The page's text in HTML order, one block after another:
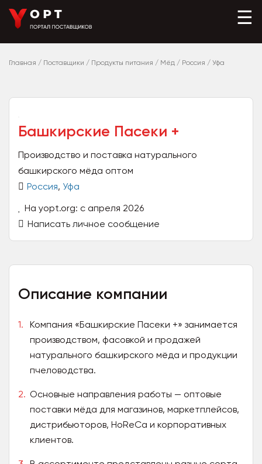
☰
Главная / Поставщики / Продукты питания / Мёд / Россия / Уфа
Башкирские Пасеки +
Производство и поставка натурального
башкирского мёда оптом
Россия, Уфа
На yopt.org: с апреля 2026
Написать личное сообщение
Описание компании
Компания «Башкирские Пасеки +» занимается
производством, фасовкой и продажей
натурального башкирского мёда и продукции
пчеловодства.
Основные направления работы — оптовые
поставки мёда для магазинов, маркетплейсов,
дистрибьюторов, HoReCa и корпоративных
клиентов.